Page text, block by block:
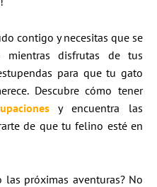
contigo y necesitas que se
disfrutas de tus
para que tu gato
Descubre cómo tener
y encuentra las
de que tu felino esté en
las próximas aventuras? No